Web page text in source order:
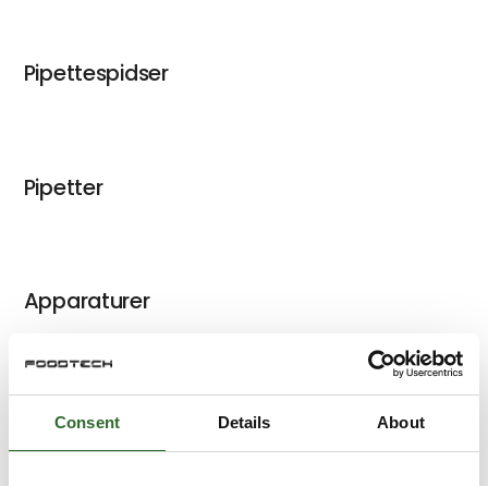
Consent Details About
Pipettespidser
Pipetter
Apparaturer
Cryorør og cryobeklædning